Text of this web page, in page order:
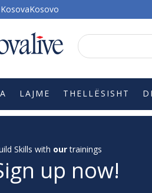
KosovaKosovo
LAJME THELLËSISHT
Skills with ourtrainings
up now!